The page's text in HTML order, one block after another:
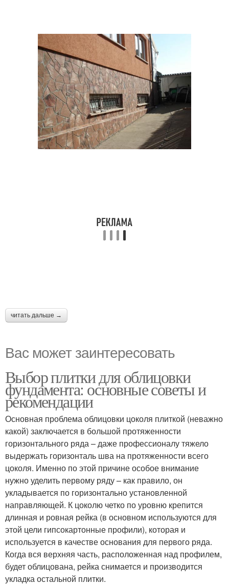
читать дальше →
Вас может заинтересовать
Выбор плитки для облицовки
фундамента: основные советы и
рекомендации
Основная проблема облицовки цоколя плиткой (неважно
какой) заключается в большой протяженности
горизонтального ряда – даже профессионалу тяжело
выдержать горизонталь шва на протяженности всего
цоколя. Именно по этой причине особое внимание
нужно уделить первому ряду – как правило, он
укладывается по горизонтально установленной
направляющей. К цоколю четко по уровню крепится
длинная и ровная рейка (в основном используются для
этой цели гипсокартонные профили), которая и
используется в качестве основания для первого ряда.
Когда вся верхняя часть, расположенная над профилем,
будет облицована, рейка снимается и производится
укладка остальной плитки.